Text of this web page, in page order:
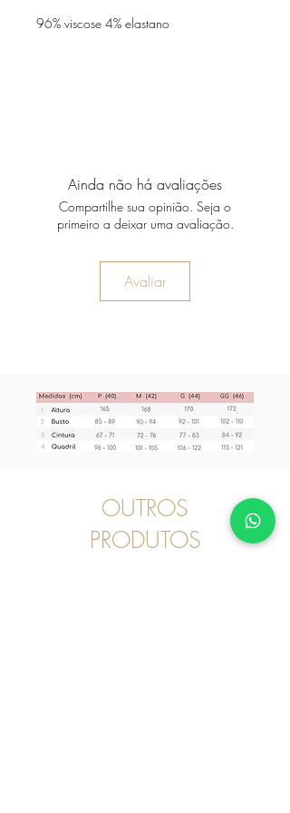
96% viscose 4% elastano
Ainda não há avaliações
Compartilhe sua opinião. Seja o
primeiro a deixar uma avaliação.
Avaliar
OUTROS
PRODUTOS